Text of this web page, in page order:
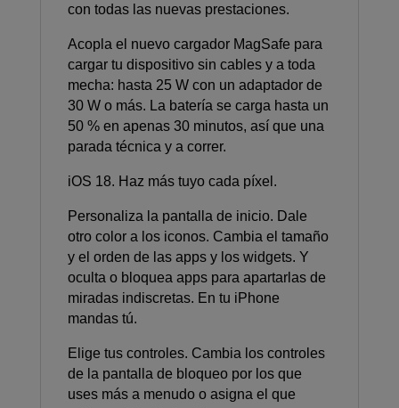
con todas las nuevas prestaciones.
Acopla el nuevo cargador MagSafe para
cargar tu dispositivo sin cables y a toda
mecha: hasta 25 W con un adaptador de
30 W o más. La batería se carga hasta un
50 % en apenas 30 minutos, así que una
parada técnica y a correr.
iOS 18. Haz más tuyo cada píxel.
Personaliza la pantalla de inicio. Dale
otro color a los iconos. Cambia el tamaño
y el orden de las apps y los widgets. Y
oculta o bloquea apps para apartarlas de
miradas indiscretas. En tu iPhone
mandas tú.
Elige tus controles. Cambia los controles
de la pantalla de bloqueo por los que
uses más a menudo o asigna el que